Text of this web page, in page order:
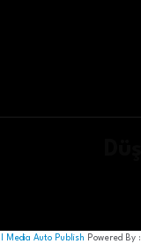
Media Auto Publish Powered By :